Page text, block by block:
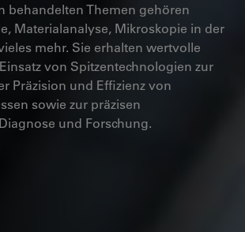
behandelten Themen gehören
Materialanalyse, Mikroskopie in der
mehr. Sie erhalten wertvolle
von Spitzentechnologien zur
Präzision und Effizienz von
sowie zur präzisen
und Forschung.